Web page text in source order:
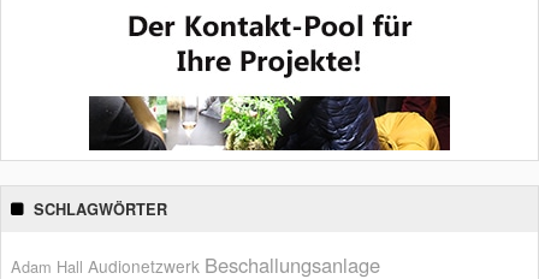
SCHLAGWÖRTER
Adam Hall Audionetzwerk Beschallungsanlage